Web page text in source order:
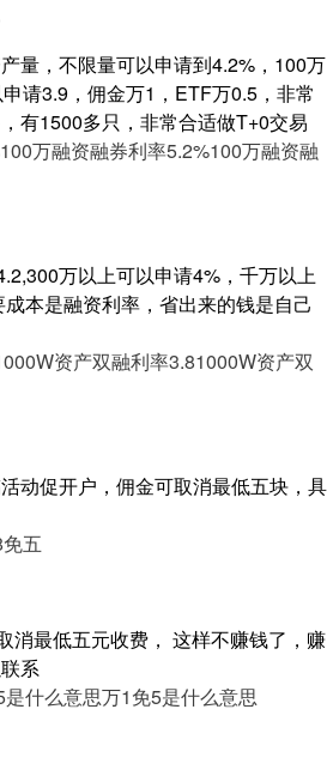
量，不限量可以申请到4.2%，100万
请3.9，佣金万1，ETF万0.5，非常
有1500多只，非常合适做T+0交易
100万融资融券利率5.2%100万融资融
万以上可以申请4%，千万以上
本是融资利率，省出来的钱是自己
资产双融利率3.81000W资产双
动促开户，佣金可取消最低五块，具
五
消最低五元收费， 这样不赚钱了，赚
系
什么意思万1免5是什么意思